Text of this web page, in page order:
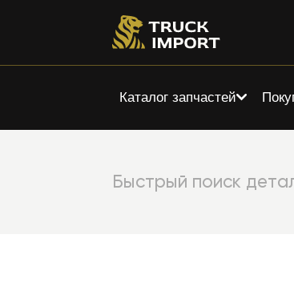
Каталог запчастей
Быстрый поиск